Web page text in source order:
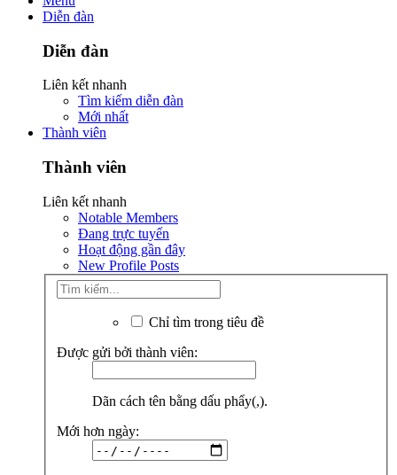
Diễn đàn
Diễn đàn
Liên kết nhanh
Tìm kiếm diễn đàn
Mới nhất
Thành viên
Thành viên
Liên kết nhanh
Notable Members
Đang trực tuyến
Hoạt động gần đây
New Profile Posts
Chỉ tìm trong tiêu đề
Được gửi bởi thành viên:
Dãn cách tên bằng dấu phẩy(,).
Mới hơn ngày: